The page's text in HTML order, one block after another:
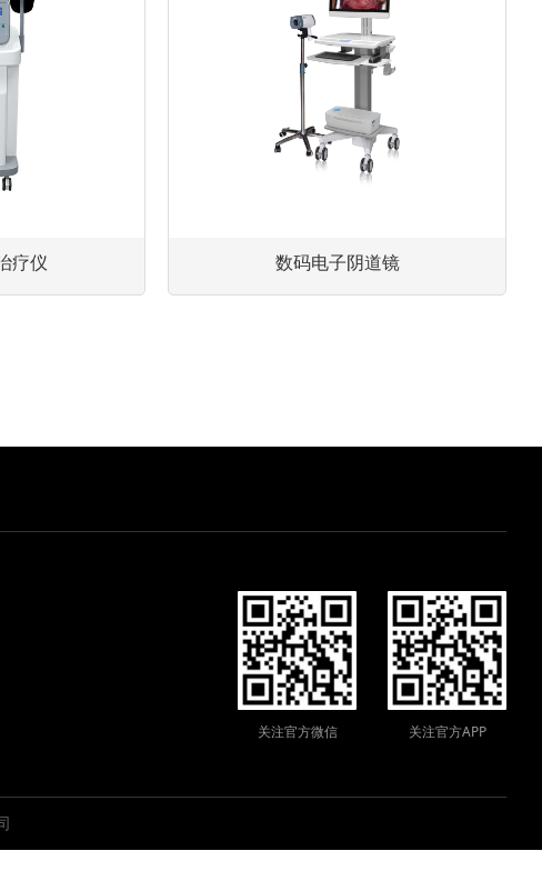
疗仪 数码电子阴道镜
关注官方微信 关注官方APP